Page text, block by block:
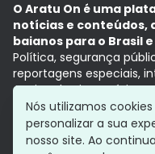
O Aratu On é uma
notícias e conteúdos,
baianos para o Brasil
Política, segurança
reportagens especiais,
Aqui, tudo vira notícia e
com a credibilidade do
Grupo Aratu
Política
Nós utilizamos
personalizar a sua
nosso site. Ao